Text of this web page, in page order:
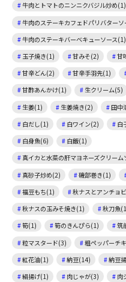
牛肉とトマトのニンニクバジル炒め(1)
牛肉のステーキカフェドパリバターソ
牛肉のステーキバーベキューソース(1)
玉子焼き(1)
甘みそ(2) 甘
甘辛どん(2)
甘辛手羽先(1)
甘酢あんかけ(1)
生クリーム(5)
生姜(1)
生姜焼き(2) 田中
白だし(1)
白ワイン(2) 白
白身魚(6)
白飯(1)
真イカと水菜の肝マヨネーズクリー
真砂子炒め(2)
磯部巻き(1)
福豆もち(1)
秋ナスとアンチョ
秋ナスの玉みそ焼き(1)
秋刀魚
筍(1)
筍のきんぴら(1) 筑
粒マスタード(3)
粗ペッパーチ
紅花油(1)
納豆(14) 納豆
絹揚げ(1)
肉じゃが(3) 肉